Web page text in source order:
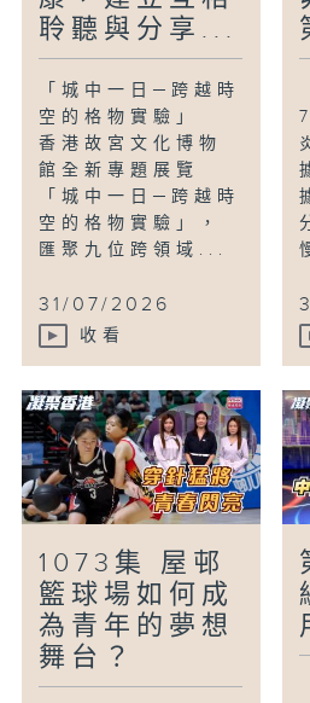
聆聽與分享...
「城中一日─跨越時
空的格物實驗」
香港故宮文化博物
館全新專題展覽
「城中一日─跨越時
空的格物實驗」，
匯聚九位跨領域...
31/07/2026
收看
1073集 屋邨
籃球場如何成
為青年的夢想
舞台？